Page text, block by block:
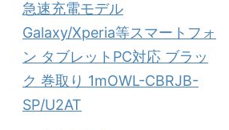
急速充電モデル
Galaxy/Xperia等スマートフォ
ン タブレットPC対応 ブラッ
ク 巻取り 1mOWL-CBRJB-
SP/U2AT